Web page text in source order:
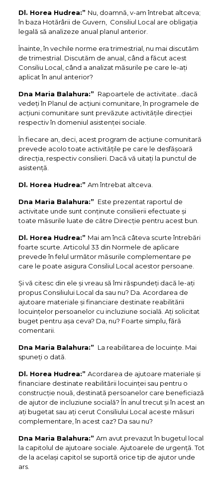
Dl. Horea Hudrea:” Nu, doamnă, v-am întrebat altceva;
în baza Hotărârii de Guvern, Consiliul Local are obligația
legală să analizeze anual planul anterior.
Înainte, în vechile norme era trimestrial, nu mai discutăm
de trimestrial. Discutăm de anual, când a făcut acest
Consiliu Local, când a analizat măsurile pe care le-ați
aplicat în anul anterior?
Dna Maria Balahura:” Rapoartele de activitate…dacă
vedeți în Planul de acțiuni comunitare, în programele de
acțiuni comunitare sunt prevăzute activitățile direcției
respectiv în domeniul asistenței sociale.
În fiecare an, deci, acest program de acțiune comunitară
prevede acolo toate activitățile pe care le desfășoară
direcția, respectiv consilieri. Dacă vă uitați la punctul de
asistență.
Dl. Horea Hudrea:” Am întrebat altceva.
Dna Maria Balahura:” Este prezentat raportul de
activitate unde sunt conținute consilierii efectuate și
toate măsurile luate de către Direcție pentru acest bun.
Dl. Horea Hudrea:” Mai am încă câteva scurte întrebări
foarte scurte. Articolul 33 din Normele de aplicare
prevede în felul următor măsurile complementare pe
care le poate asigura Consiliul Local acestor persoane.
Și vă citesc din ele și vreau să îmi răspundeți dacă le-ați
propus Consiliului Local da sau nu? Da. Acordarea de
ajutoare materiale și financiare destinate reabilitării
locuințelor persoanelor cu incluziune socială. Ați solicitat
buget pentru așa ceva? Da, nu? Foarte simplu, fără
comentarii.
Dna Maria Balahura:” La reabilitarea de locuințe. Mai
spuneți o dată.
Dl. Horea Hudrea:” Acordarea de ajutoare materiale și
financiare destinate reabilitării locuinței sau pentru o
construcție nouă, destinată persoanelor care beneficiază
de ajutor de incluziune socială? În anul trecut și în acest an
ați bugetat sau ați cerut Consiliului Local aceste măsuri
complementare, în acest caz? Da sau nu?
Dna Maria Balahura:” Am avut prevazut în bugetul local
la capitolul de ajutoare sociale. Ajutoarele de urgență. Tot
de la același capitol se suportă orice tip de ajutor unde
ars.